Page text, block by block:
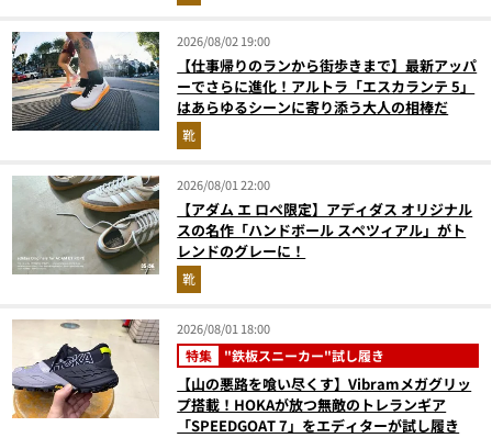
2026/08/02 19:00
【仕事帰りのランから街歩きまで】最新アッパ
ーでさらに進化！アルトラ「エスカランテ 5」
はあらゆるシーンに寄り添う大人の相棒だ
靴
2026/08/01 22:00
【アダム エ ロペ限定】アディダス オリジナル
スの名作「ハンドボール スペツィアル」がト
レンドのグレーに！
靴
2026/08/01 18:00
特集 "鉄板スニーカー"試し履き
【山の悪路を喰い尽くす】Vibramメガグリッ
プ搭載！HOKAが放つ無敵のトレランギア
「SPEEDGOAT 7」をエディターが試し履き